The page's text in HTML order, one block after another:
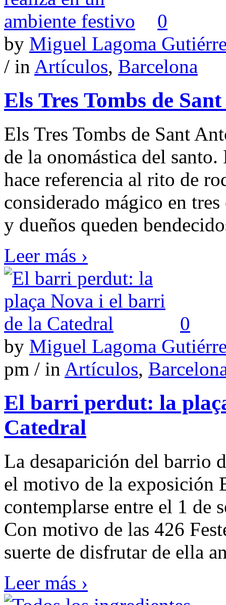
0
by Miguel Lagoma
/ in Artículos, Barcelona
Els Tres Tombs de
Els Tres Tombs de Sant
de la onomástica del
hace referencia al rito de
considerado mágico en
y dueños queden
Leer más ›
0
by Miguel Lagoma
pm / in Artículos,
El barri perdut: la
Catedral
La desaparición del barrio
el motivo de la exposición
contemplarse entre el 1 de
Con motivo de las 426
suerte de disfrutar de ella
Leer más ›